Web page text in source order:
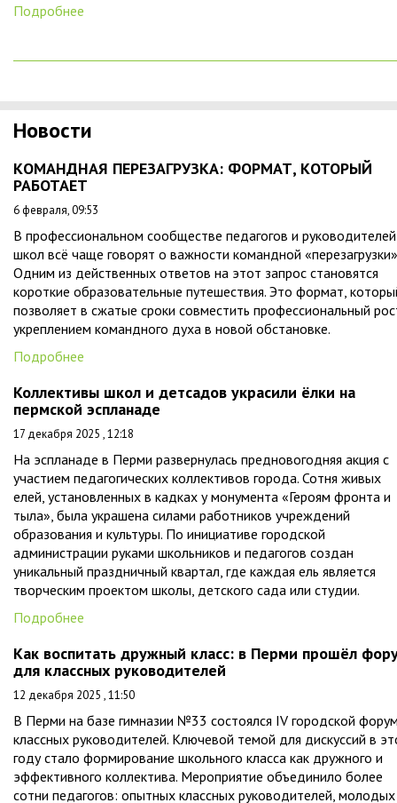
Подробнее
Новости
КОМАНДНАЯ ПЕРЕЗАГРУЗКА: ФОРМАТ, КОТОРЫЙ
РАБОТАЕТ
6 февраля, 09:53
В профессиональном сообществе педагогов и руководителей
школ всё чаще говорят о важности командной
Одним из действенных ответов на этот запрос становятся
короткие образовательные путешествия. Это формат,
позволяет в сжатые сроки совместить профессиональный
укреплением командного духа в новой обстановке.
Подробнее
Коллективы школ и детсадов украсили ёлки на
пермской эспланаде
17 декабря 2025 , 12:18
На эспланаде в Перми развернулась предновогодняя акция с
участием педагогических коллективов города. Сотня живых
елей, установленных в кадках у монумента «Героям фронта и
тыла», была украшена силами работников учреждений
образования и культуры. По инициативе городской
администрации руками школьников и педагогов создан
уникальный праздничный квартал, где каждая ель является
творческим проектом школы, детского сада или студии.
Подробнее
Как воспитать дружный класс: в Перми прошёл
для классных руководителей
12 декабря 2025 , 11:50
В Перми на базе гимназии №33 состоялся IV городской
классных руководителей. Ключевой темой для дискуссий в
году стало формирование школьного класса как дружного и
эффективного коллектива. Мероприятие объединило более
сотни педагогов: опытных классных руководителей, молодых